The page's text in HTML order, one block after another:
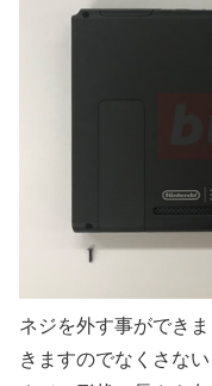
ネジを外す事ができ
きますのでなくさな